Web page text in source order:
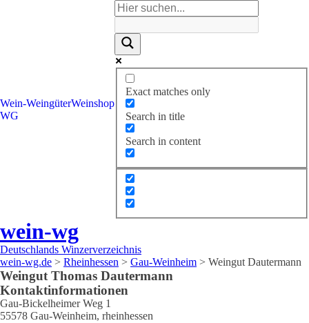
Wein-
WG
WeingüterWeinshop
Exact matches only
Search in title
Search in content
wein-wg
Deutschlands Winzerverzeichnis
wein-wg.de > Rheinhessen > Gau-Weinheim > Weingut Dautermann
Weingut Thomas Dautermann
Kontaktinformationen
Gau-Bickelheimer Weg 1
55578 Gau-Weinheim, rheinhessen